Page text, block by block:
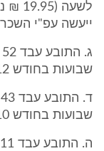
ייעשה עפ"י
שבועות בחודש X 12 שעות נוספות בשבוע).
שבועות בחודש X 10 שעות נוספות בשבוע).
ה. התובע עבד 11 שעות שבת של 175% בחודש.